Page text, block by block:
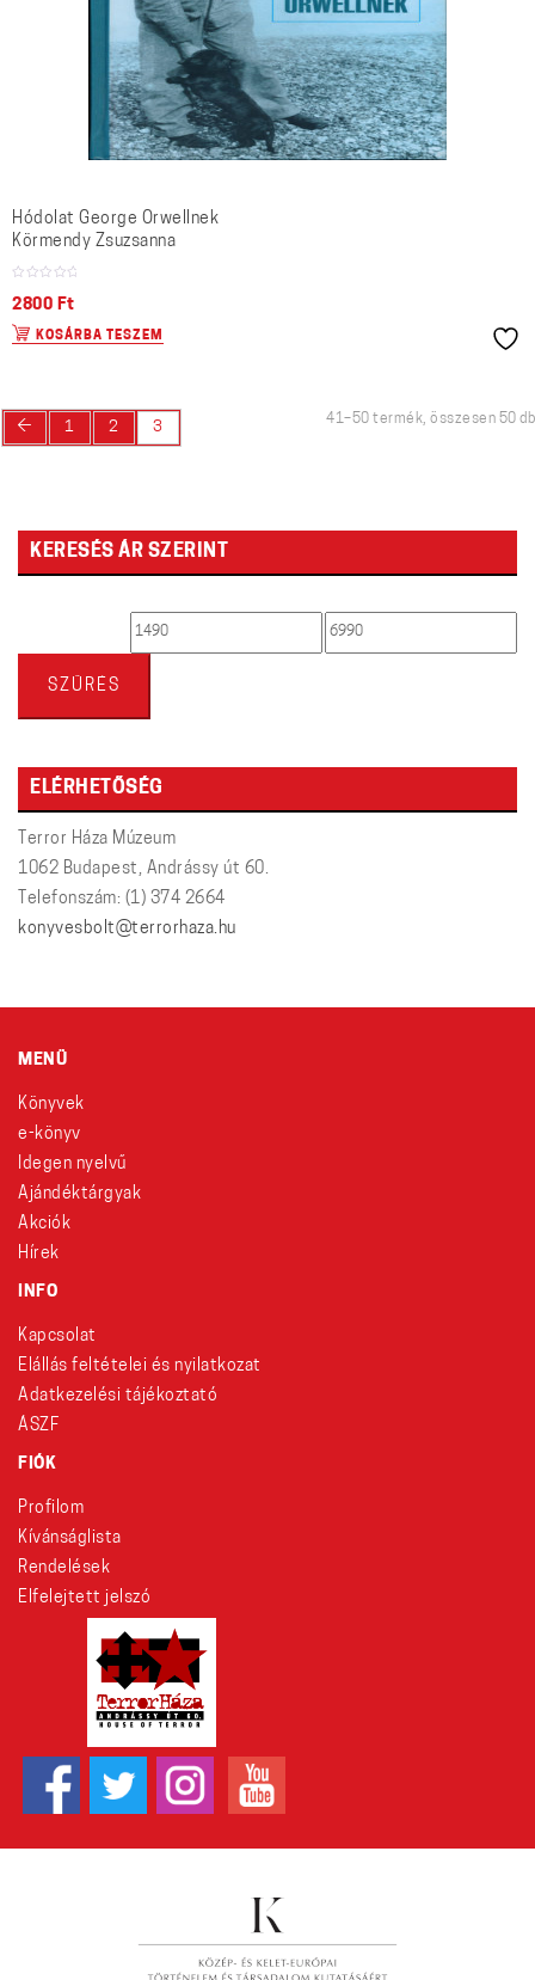
Hódolat George Orwellnek
Körmendy Zsuzsanna
2800 Ft
KOSÁRBA TESZEM
← 1 2 3 41–50 termék, összesen 50 db
KERESÉS ÁR SZERINT
Min Max
SZŰRÉS
ELÉRHETŐSÉG
Terror Háza Múzeum
1062 Budapest, Andrássy út 60.
Telefonszám: (1) 374 2664
konyvesbolt@terrorhaza.hu
MENÜ
Könyvek
e-könyv
Idegen nyelvű
Ajándéktárgyak
Akciók
Hírek
INFO
Kapcsolat
Elállás feltételei és nyilatkozat
Adatkezelési tájékoztató
ÁSZF
FIÓK
Profilom
Kívánságlista
Rendelések
Elfelejtett jelszó